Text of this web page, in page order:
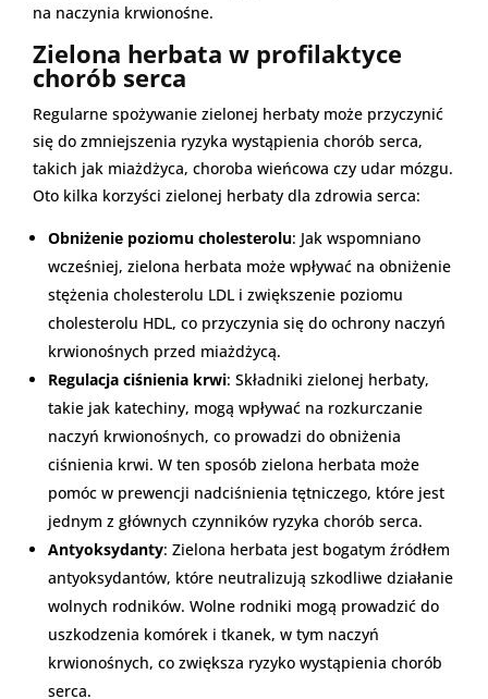
na naczynia krwionośne.
Zielona herbata w profilaktyce
chorób serca
Regularne spożywanie zielonej herbaty może przyczynić
się do zmniejszenia ryzyka wystąpienia chorób serca,
takich jak miażdżyca, choroba wieńcowa czy udar mózgu.
Oto kilka korzyści zielonej herbaty dla zdrowia serca:
Obniżenie poziomu cholesterolu: Jak wspomniano
wcześniej, zielona herbata może wpływać na obniżenie
stężenia cholesterolu LDL i zwiększenie poziomu
cholesterolu HDL, co przyczynia się do ochrony naczyń
krwionośnych przed miażdżycą.
Regulacja ciśnienia krwi: Składniki zielonej herbaty,
takie jak katechiny, mogą wpływać na rozkurczanie
naczyń krwionośnych, co prowadzi do obniżenia
ciśnienia krwi. W ten sposób zielona herbata może
pomóc w prewencji nadciśnienia tętniczego, które jest
jednym z głównych czynników ryzyka chorób serca.
Antyoksydanty: Zielona herbata jest bogatym źródłem
antyoksydantów, które neutralizują szkodliwe działanie
wolnych rodników. Wolne rodniki mogą prowadzić do
uszkodzenia komórek i tkanek, w tym naczyń
krwionośnych, co zwiększa ryzyko wystąpienia chorób
serca.